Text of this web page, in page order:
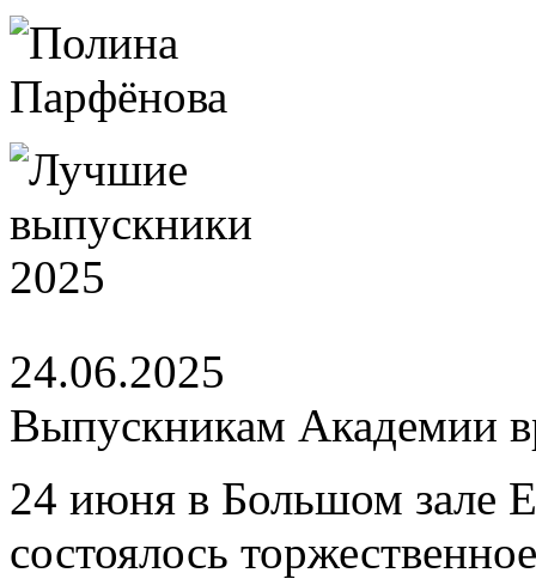
24.06.2025
Выпускникам Академии
24 июня в Большом зале
состоялось